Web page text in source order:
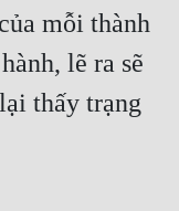
mỗi thành
lẽ ra sẽ
thấy trạng